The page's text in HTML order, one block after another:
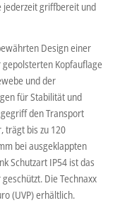
jederzeit griffbereit und
Design einer
Kopfauflage
und der
für Stabilität und
den Transport
trägt bis zu 120
bei ausgeklappten
Schutzart IP54 ist das
Die Technaxx
(UVP) erhältlich.